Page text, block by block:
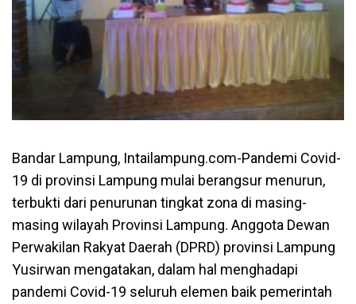
Bandar Lampung, Intailampung.com-Pandemi Covid-
19 di provinsi Lampung mulai berangsur menurun,
terbukti dari penurunan tingkat zona di masing-
masing wilayah Provinsi Lampung. Anggota Dewan
Perwakilan Rakyat Daerah (DPRD) provinsi Lampung
Yusirwan mengatakan, dalam hal menghadapi
pandemi Covid-19 seluruh elemen baik pemerintah